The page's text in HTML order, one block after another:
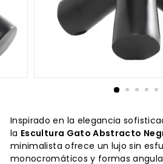
Inspirado en la elegancia
la Escultura Gato Abstracto
minimalista ofrece un lujo sin
monocromáticos y formas